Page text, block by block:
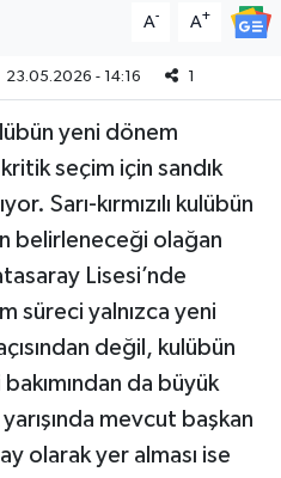
A- A+
23.05.2026 - 14:16 1
yeni dönem
seçim için sandık
Sarı-kırmızılı kulübün
belirleneceği olağan
Lisesi’nde
süreci yalnızca yeni
değil, kulübün
da büyük
mevcut başkan
olarak yer alması ise